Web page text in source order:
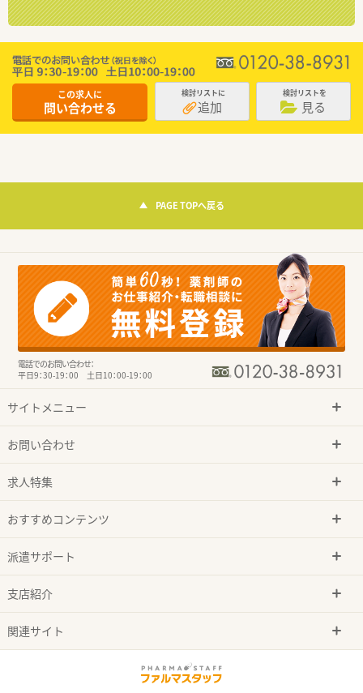
この求人に
問い合わせる
検討リストに
追加
検討リストを
見る
PAGE TOPへ戻る
電話でのお問い合わせ：
平日9：30-19：00 土日10：00-19：00
サイトメニュー
お問い合わせ
求人特集
おすすめコンテンツ
派遣サポート
支店紹介
関連サイト